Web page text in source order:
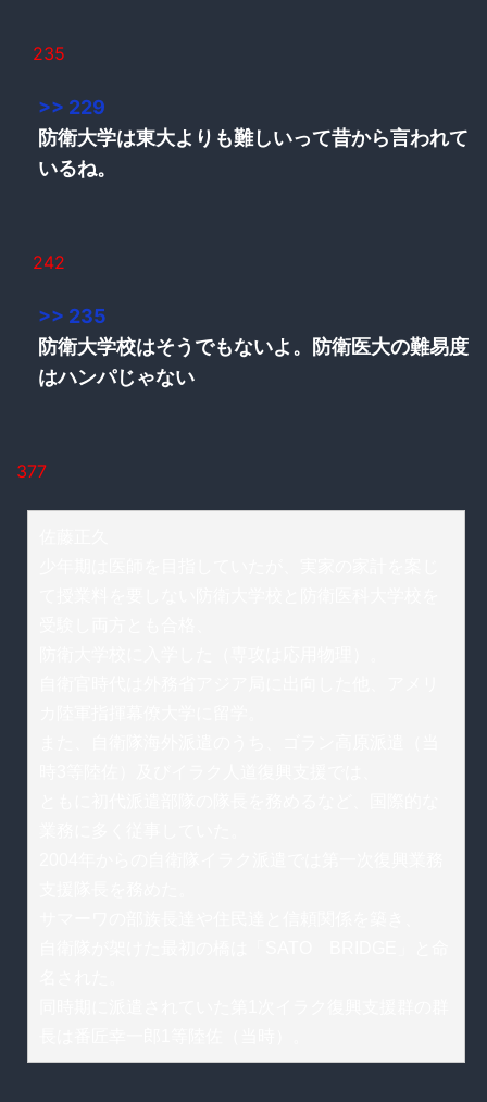
235
>> 229
防衛大学は東大よりも難しいって昔から言われて
いるね。
242
>> 235
防衛大学校はそうでもないよ。防衛医大の難易度
はハンパじゃない
377